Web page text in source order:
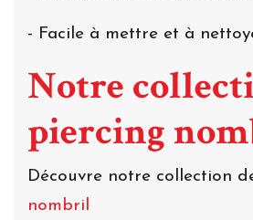
- Facile à mettre et à
Notre
piercing
Découvre notre collection
nombril